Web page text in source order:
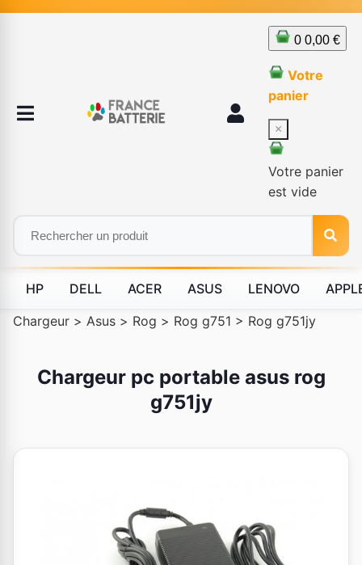
0 0,00 €
Votre
panier
×
Votre panier
est vide
HP DELL ACER ASUS LENOVO
Chargeur > Asus > Rog > Rog g751 > Rog g751jy
Chargeur pc portable asus rog
g751jy